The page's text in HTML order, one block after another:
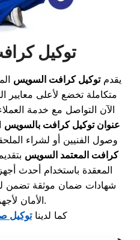
توكيل
يقدمتوكيل كرافت السويس
متكاملة تخضع لأعلى معايير
الآن التواصل مع خدمة
عنوان توكيل كرافت بالسويس
وصول الفنيين أو لشراء
كرافت المعتمد السويس
المعقدة باستخدام أحدث
شهادات ضمان موثقة تضمن
الأمان لأجهزتك المنزلية.
كما لديناتوكيل